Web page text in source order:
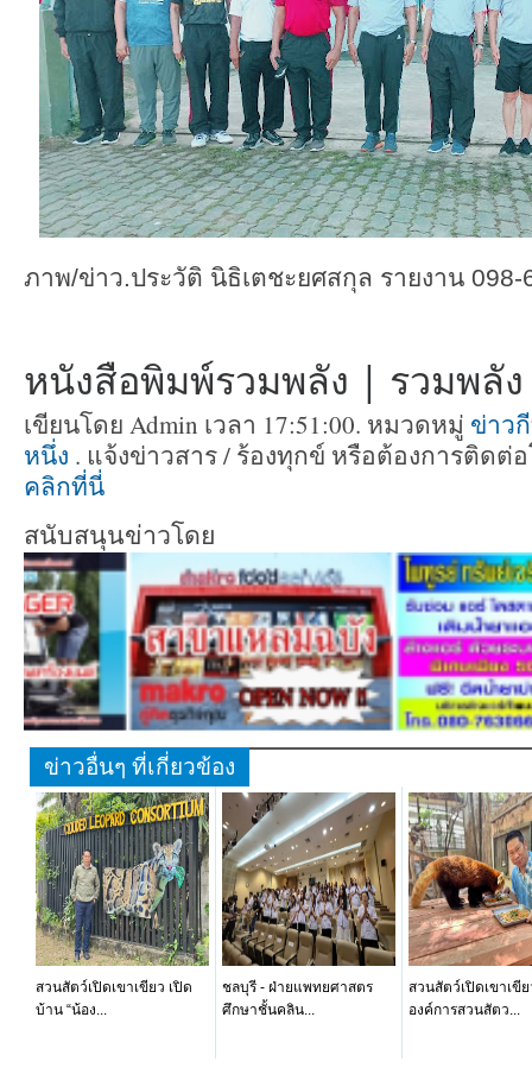
ภาพ/ข่าว.ประวัติ นิธิเตชะยศสกุล รายงาน 098-
หนังสือพิมพ์รวมพลัง | รวมพลั
เขียนโดย Admin เวลา 17:51:00. หมวดหมู่ ข่าว
หนึ่ง . แจ้งข่าวสาร / ร้องทุกข์ หรือต้องการติด
คลิกที่นี่
สนับสนุนข่าวโดย
ข่าวอื่นๆ ที่เกี่ยวข้อง
สวนสัตว์เปิดเขาเขียว เปิด
บ้าน “น้อง...
ชลบุรี - ฝ่ายแพทยศาสตร
ศึกษาชั้นคลิน...
สวนสัตว์เปิดเขาเขี
องค์การสวนสัตว...